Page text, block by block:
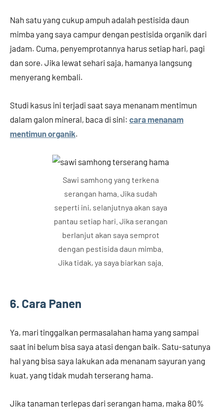
Nah satu yang cukup ampuh adalah pestisida daun
mimba yang saya campur dengan pestisida organik dari
jadam. Cuma, penyemprotannya harus setiap hari, pagi
dan sore. Jika lewat sehari saja, hamanya langsung
menyerang kembali.
Studi kasus ini terjadi saat saya menanam mentimun
dalam galon mineral, baca di sini: cara menanam
mentimun organik.
Sawi samhong yang terkena
serangan hama. Jika sudah
seperti ini, selanjutnya akan saya
pantau setiap hari. Jika serangan
berlanjut akan saya semprot
dengan pestisida daun mimba.
Jika tidak, ya saya biarkan saja.
6. Cara Panen
Ya, mari tinggalkan permasalahan hama yang sampai
saat ini belum bisa saya atasi dengan baik. Satu-satunya
hal yang bisa saya lakukan ada menanam sayuran yang
kuat, yang tidak mudah terserang hama.
Jika tanaman terlepas dari serangan hama, maka 80%